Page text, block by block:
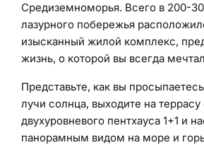
Средиземноморья. Всего в 200-
лазурного побережья
изысканный жилой комплекс,
жизнь, о которой вы всегда
Представьте, как вы
лучи солнца, выходите на террасу
двухуровневого пентхауса 1+1 и
панорамным видом на море и